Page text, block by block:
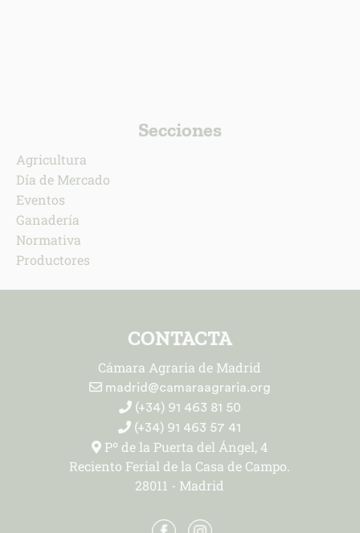
Secciones
Agricultura
Día de Mercado
Eventos
Ganadería
Normativa
Productores
CONTACTA
Cámara Agraria de Madrid
madrid@camaraagraria.org
(+34) 91 463 81 50
(+34) 91 463 57 41
Pº de la Puerta del Ángel, 4
Reciento Ferial de la Casa de Campo.
28011 - Madrid